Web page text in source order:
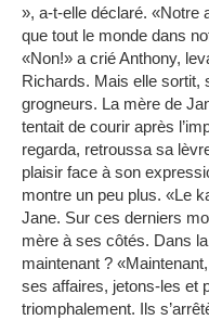
», a-t-elle déclaré. «Notre
que tout le monde dans
«Non!» a crié Anthony,
Richards. Mais elle sortit,
grogneurs. La mère de
tentait de courir après
regarda, retroussa sa
plaisir face à son
montre un peu plus. «Le
Jane. Sur ces derniers
mère à ses côtés. Dans
maintenant ?
ses affaires, jetons-les et
triomphalement. Ils